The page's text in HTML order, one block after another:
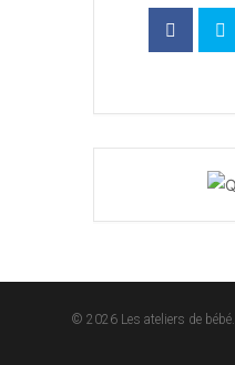
© 2026 Les ateliers de bébé.